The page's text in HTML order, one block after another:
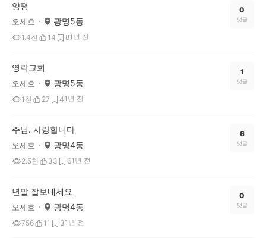
양평
오세호 광명5동
1.4천 14 81년 전
0
댓글
영락교회
오세호 광명5동
1천 27 41년 전
1
댓글
주님. 사랑합니다
오세호 광명4동
2.5천 33 61년 전
6
댓글
년말 잘보내세요
오세호 광명4동
756 11 31년 전
0
댓글